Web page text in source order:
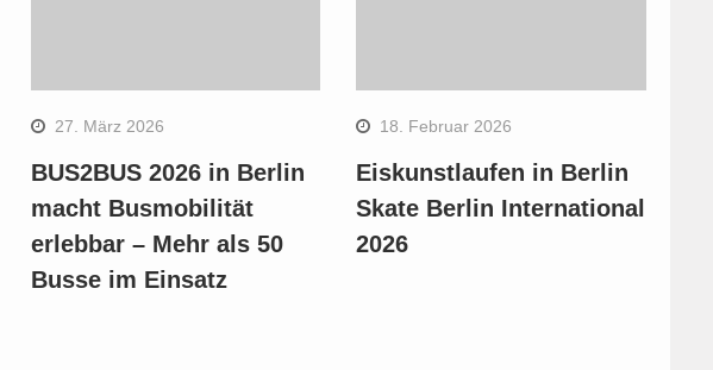
27. März 2026
BUS2BUS 2026 in Berlin
macht Busmobilität
erlebbar – Mehr als 50
Busse im Einsatz
18. Februar 2026
Eiskunstlaufen in Berlin
Skate Berlin International
2026